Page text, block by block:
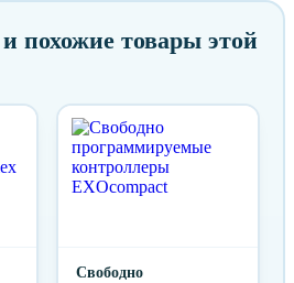
похожие товары этой
Свободно